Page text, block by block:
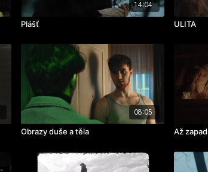
14:04
Plášť ULITA
08:05
Obrazy duše a těla Až